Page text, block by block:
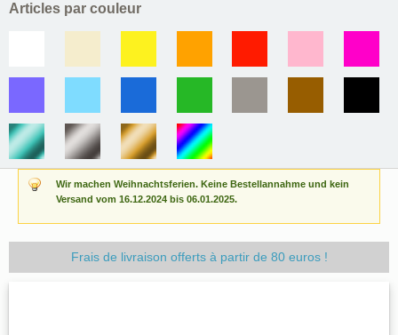
Wir machen Weihnachtsferien. Keine Bestellannahme und kein
Versand vom 16.12.2024 bis 06.01.2025.
Frais de livraison offerts à partir de 80 euros !
Articles par couleur